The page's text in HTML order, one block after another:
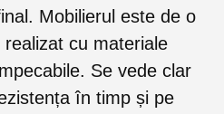
Mobilierul este de o
cu materiale
Se vede clar
în timp și pe